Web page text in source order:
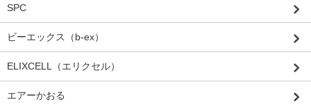
SPC
ビーエックス（b-ex）
ELIXCELL（エリクセル）
エアーかおる